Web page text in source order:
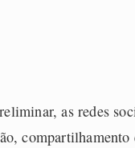
as redes